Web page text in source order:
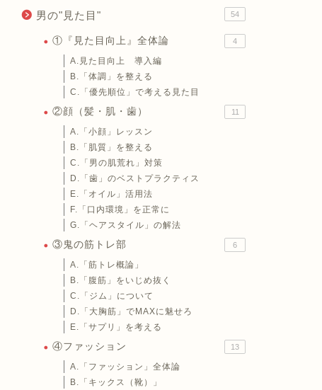
男の"見た目" 54
①『見た目向上』全体論 4
A.見た目向上 導入編
B.「体調」を整える
C.「優先順位」で考える見た目
②顔（髪・肌・歯） 11
A.「小顔」レッスン
B.「肌質」を整える
C.「男の肌荒れ」対策
D.「歯」のベストプラクティス
E.「オイル」活用法
F.「口内環境」を正常に
G.「ヘアスタイル」の解法
③鬼の筋トレ部 6
A.「筋トレ概論」
B.「腹筋」をいじめ抜く
C.「ジム」について
D.「大胸筋」でMAXに魅せろ
E.「サプリ」を考える
④ファッション 13
A.「ファッション」全体論
B.「キックス（靴）」